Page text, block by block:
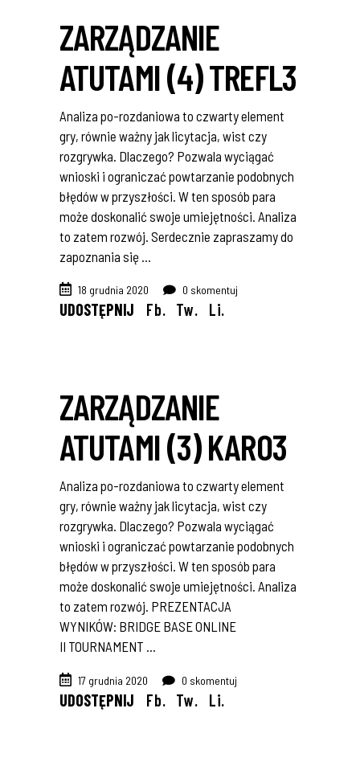
ZARZĄDZANIE
ATUTAMI (4) TREFL3
Analiza po-rozdaniowa to czwarty element
gry, równie ważny jak licytacja, wist czy
rozgrywka. Dlaczego? Pozwala wyciągać
wnioski i ograniczać powtarzanie podobnych
błędów w przyszłości. W ten sposób para
może doskonalić swoje umiejętności. Analiza
to zatem rozwój. Serdecznie zapraszamy do
zapoznania się
18 grudnia 2020 0 skomentuj
UDOSTĘPNIJ Fb. Tw. Li.
ZARZĄDZANIE
ATUTAMI (3) KARO3
Analiza po-rozdaniowa to czwarty element
gry, równie ważny jak licytacja, wist czy
rozgrywka. Dlaczego? Pozwala wyciągać
wnioski i ograniczać powtarzanie podobnych
błędów w przyszłości. W ten sposób para
może doskonalić swoje umiejętności. Analiza
to zatem rozwój. PREZENTACJA
WYNIKÓW: BRIDGE BASE ONLINE
II TOURNAMENT
17 grudnia 2020 0 skomentuj
UDOSTĘPNIJ Fb. Tw. Li.